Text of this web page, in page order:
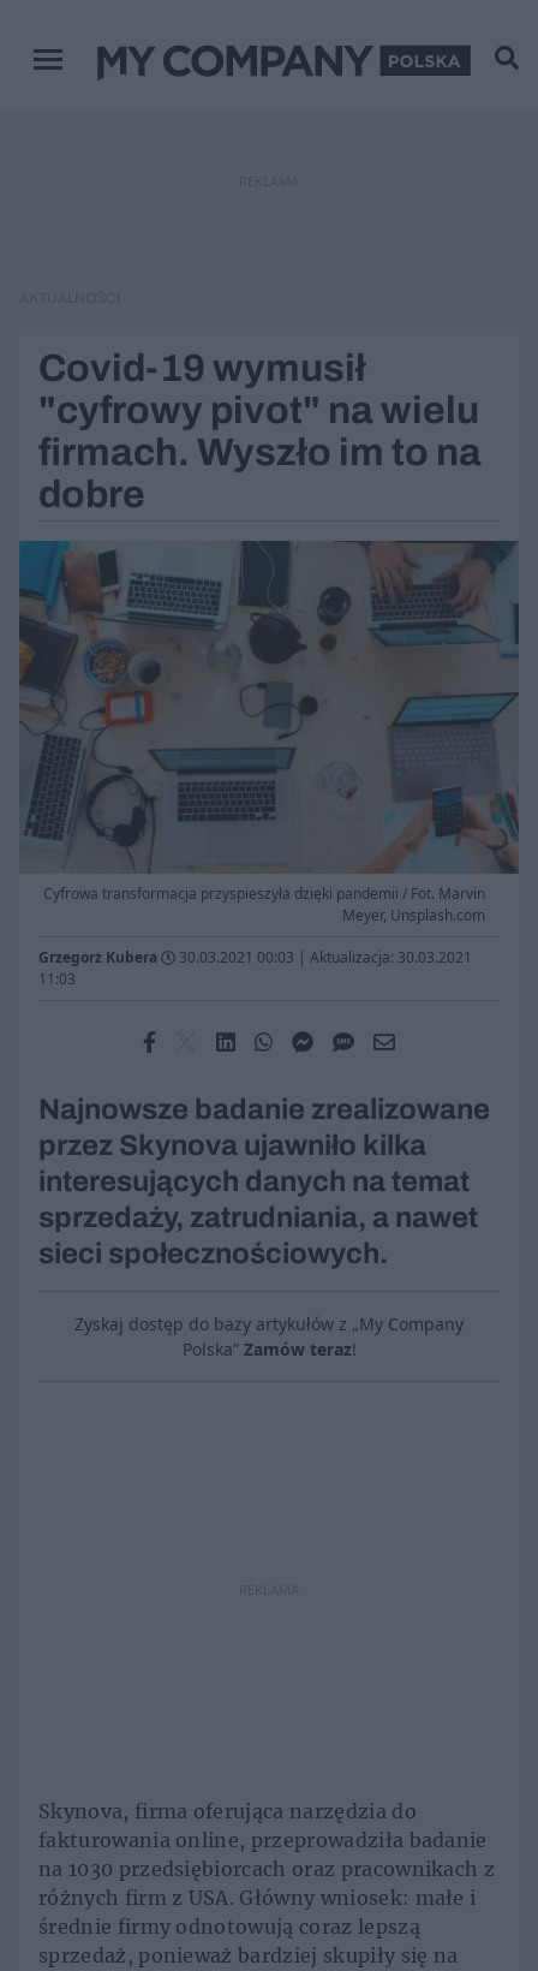
Menu główne
Covid-19 wymusił
"cyfrowy pivot" na wielu
firmach. Wyszło im to na
dobre
Cyfrowa transformacja przyspieszyła dzięki pandemii / Fot. Marvin
Meyer, Unsplash.com
Grzegorz Kubera 30.03.2021 00:03 | Aktualizacja: 30.03.2021
11:03
Najnowsze badanie zrealizowane
przez Skynova ujawniło kilka
interesujących danych na temat
sprzedaży, zatrudniania, a nawet
sieci społecznościowych.
Zyskaj dostęp do bazy artykułów z „My Company
Polska” Zamów teraz!
REKLAMA
Skynova, firma oferująca narzędzia do
fakturowania online, przeprowadziła badanie
na 1030 przedsiębiorcach oraz pracownikach z
różnych firm z USA. Główny wniosek: małe i
średnie firmy odnotowują coraz lepszą
sprzedaż, ponieważ bardziej skupiły się na